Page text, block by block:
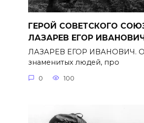
ГЕРОЙ СОВЕТСКОГО
ЛАЗАРЕВ ЕГОР
ЛАЗАРЕВ ЕГОР ИВАНОВИЧ.
знаменитых людей, про
0 100